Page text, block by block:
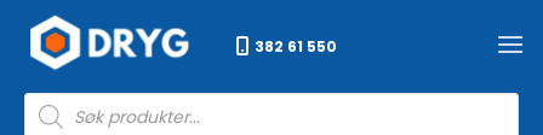
content
382 61 550
Products
search